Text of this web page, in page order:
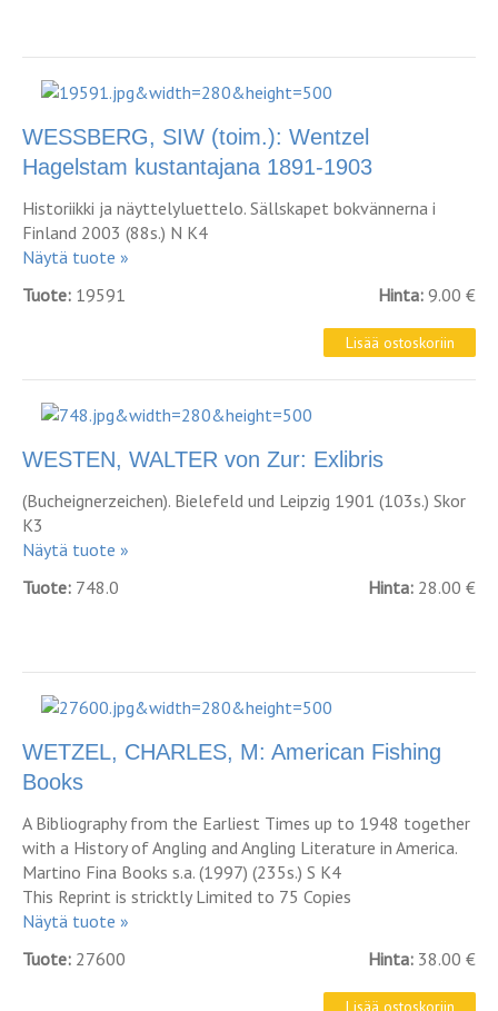
WESSBERG, SIW (toim.): Wentzel
Hagelstam kustantajana 1891-1903
Historiikki ja näyttelyluettelo. Sällskapet bokvännerna i
Finland 2003 (88s.) N K4
Näytä tuote »
Tuote: 19591 Hinta: 9.00 €
WESTEN, WALTER von Zur: Exlibris
(Bucheignerzeichen). Bielefeld und Leipzig 1901 (103s.) Skor
K3
Näytä tuote »
Tuote: 748.0 Hinta: 28.00 €
WETZEL, CHARLES, M: American Fishing
Books
A Bibliography from the Earliest Times up to 1948 together
with a History of Angling and Angling Literature in America.
Martino Fina Books s.a. (1997) (235s.) S K4
This Reprint is stricktly Limited to 75 Copies
Näytä tuote »
Tuote: 27600 Hinta: 38.00 €